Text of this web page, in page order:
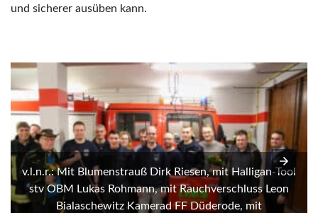
und sicherer ausüben kann.
v.l.n.r.: Mit Blumenstrauß Dirk Riesen, mit Halligan-Tool
stv OBM Lukas Rohmann, mit Rauchverschluss Leon
Bialaschewitz Kamerad FF Düderode, mit